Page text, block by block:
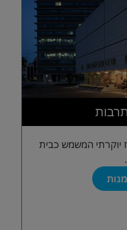
יוקרתי המשמש כבית